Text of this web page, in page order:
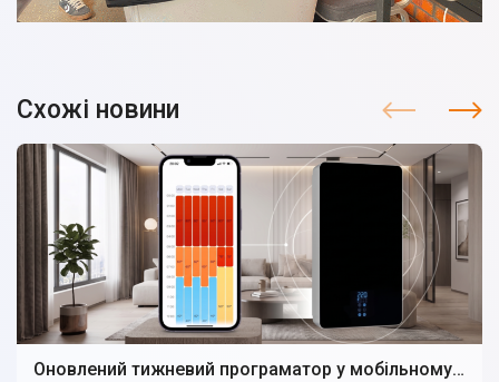
Схожі новини
Оновлений тижневий програматор у мобільному застосунку електрокотла TEKNIX